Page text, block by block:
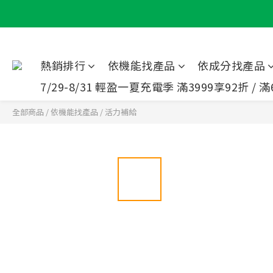
熱銷排行 依機能找產品
依成分找產品
7/29-8/31 輕盈一夏充電季 滿3999享92折 /
全部商品 /依機能找產品 / 活力補給